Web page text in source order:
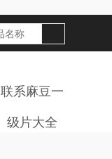
联系麻豆一
级片大全